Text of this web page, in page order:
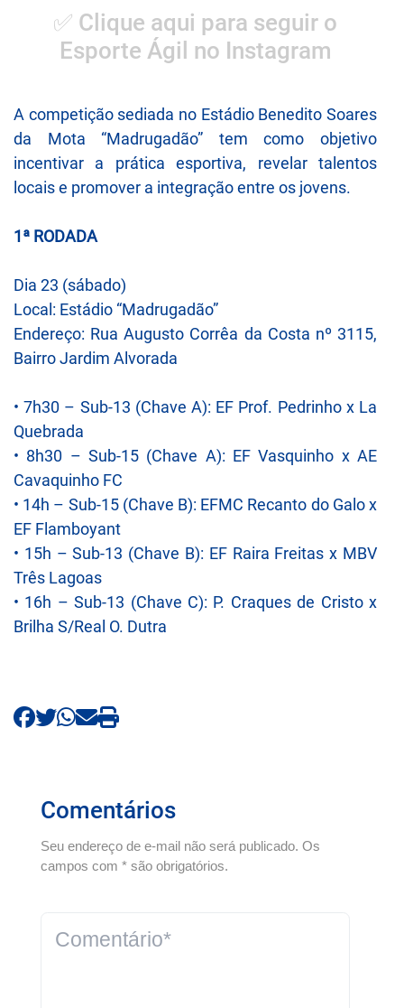
✅ Clique aqui para seguir o
Esporte Ágil no Instagram
A competição sediada no Estádio Benedito Soares
da Mota “Madrugadão” tem como objetivo
incentivar a prática esportiva, revelar talentos
locais e promover a integração entre os jovens.
1ª RODADA
Dia 23 (sábado)
Local: Estádio “Madrugadão”
Endereço: Rua Augusto Corrêa da Costa nº 3115,
Bairro Jardim Alvorada
• 7h30 – Sub-13 (Chave A): EF Prof. Pedrinho x La
Quebrada
• 8h30 – Sub-15 (Chave A): EF Vasquinho x AE
Cavaquinho FC
• 14h – Sub-15 (Chave B): EFMC Recanto do Galo x
EF Flamboyant
• 15h – Sub-13 (Chave B): EF Raira Freitas x MBV
Três Lagoas
• 16h – Sub-13 (Chave C): P. Craques de Cristo x
Brilha S/Real O. Dutra
Comentários
Seu endereço de e-mail não será publicado. Os
campos com * são obrigatórios.